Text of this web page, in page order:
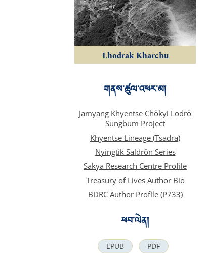
Lhodrak Kharchu
གནས་ཚུལ་འཕར་མ།
Jamyang Khyentse Chökyi Lodrö
Sungbum Project
Khyentse Lineage (Tsadra)
Nyingtik Saldrön Series
Sakya Research Centre Profile
Treasury of Lives Author Bio
BDRC Author Profile (P733)
ཕབ་ལེན།
EPUB PDF